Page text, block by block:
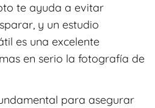
te ayuda a evitar
y un estudio
es una excelente
en serio la fotografía de
para asegurar